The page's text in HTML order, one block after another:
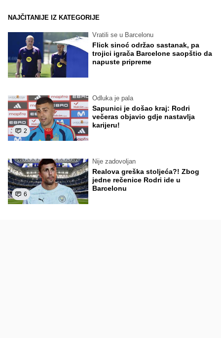
NAJČITANIJE IZ KATEGORIJE
Vratili se u Barcelonu
Flick sinoć održao sastanak, pa
trojici igrača Barcelone saopštio da
napuste pripreme
2
Odluka je pala
Sapunici je došao kraj: Rodri
večeras objavio gdje nastavlja
karijeru!
6
Nije zadovoljan
Realova greška stoljeća?! Zbog
jedne rečenice Rodri ide u
Barcelonu